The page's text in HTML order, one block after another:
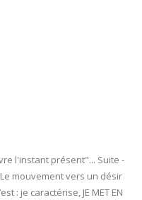
l'instant présent"... Suite -
mouvement vers un désir
: je caractérise, JE MET EN